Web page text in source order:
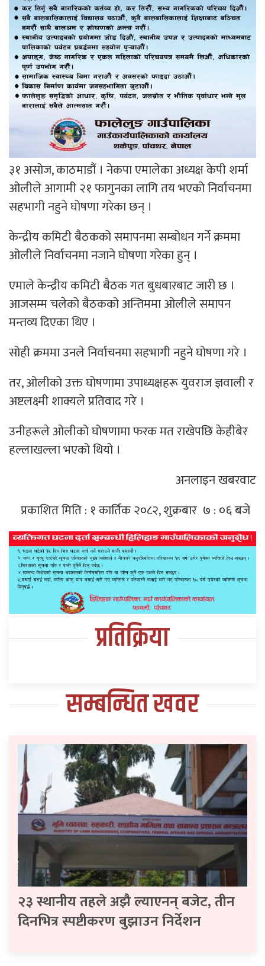
३१ असोज, काठमाडौं । नेकपा एमालेका अध्यक्ष केपी शर्मा
ओलीले आगामी २१ फागुनका लागि तय भएको निर्वाचनमा
सहभागी नहुने घोषणा गरेका छन् ।
केन्द्रीय कमिटी बैठकको समापनमा सम्बोधन गर्ने क्रममा
ओलीले निर्वाचनमा नजाने घोषणा गरेका हुन् ।
एमाले केन्द्रीय कमिटी बैठक गत बुधबारबाट जारी छ ।
आजसम्म चलेको बैठकको अन्तिममा ओलीले समापन
मन्तव्य दिएका थिए ।
सोही क्रममा उनले निर्वाचनमा सहभागी नहुने घोषणा गरे ।
तर, ओलीको उक्त घोषणामा उपाध्यक्षहरू युवराज ज्ञवाली र
अष्टलक्ष्मी शाक्यले प्रतिवाद गरे ।
उनीहरूले ओलीको घोषणामा फरक मत राखेपछि केहीबेर
हल्लाखल्ला भएको थियो ।
अनलाइन खबरवाट
प्रकाशित मिति : १ कार्तिक २०८२, शुक्रबार ७ : ०६ बजे
प्रतिक्रिया
सम्बन्धित खवर
२३ स्थानीय तहले अझै ल्याएनन् बजेट, तीन
दिनभित्र स्पष्टीकरण बुझाउन निर्देशन